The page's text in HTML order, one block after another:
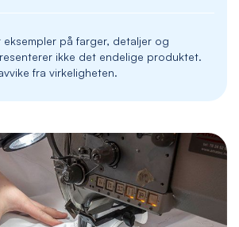
eksempler på farger, detaljer og
ikke det endelige produktet.
fra virkeligheten.